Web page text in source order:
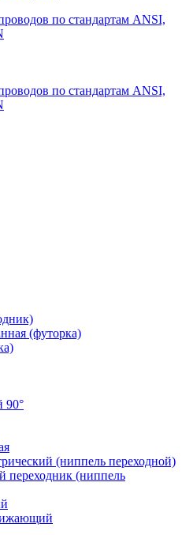
(футорка)
90°
(ниппель переходной)
переходник (ниппель